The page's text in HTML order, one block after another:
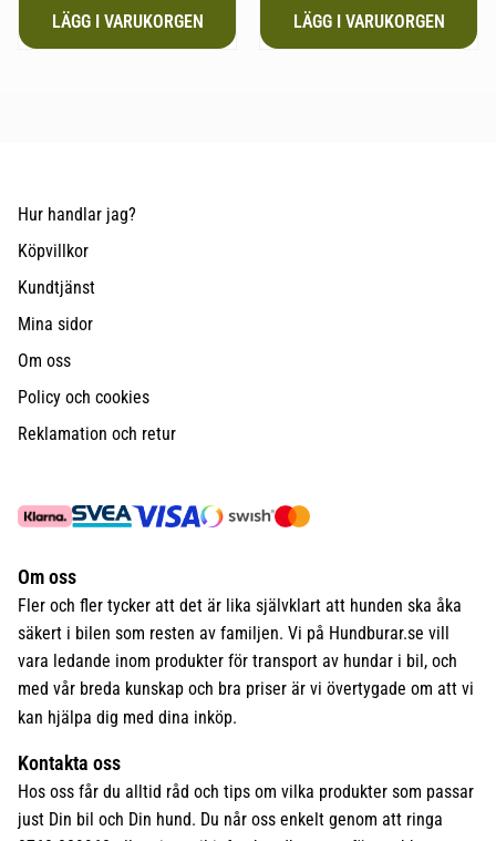
Hur handlar jag?
Köpvillkor
Kundtjänst
Mina sidor
Om oss
Policy och cookies
Reklamation och retur
Om oss
Fler och fler tycker att det är lika självklart att hunden ska åka
säkert i bilen som resten av familjen. Vi på Hundburar.se vill
vara ledande inom produkter för transport av hundar i bil, och
med vår breda kunskap och bra priser är vi övertygade om att vi
kan hjälpa dig med dina inköp.
Kontakta oss
Hos oss får du alltid råd och tips om vilka produkter som passar
just Din bil och Din hund. Du når oss enkelt genom att ringa